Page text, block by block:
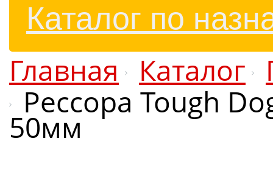
Каталог по
Главная Каталог
Рессора Tough
50мм